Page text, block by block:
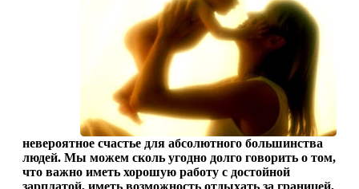
невероятное счастье для абсолютного большинства
людей. Мы можем сколь угодно долго говорить о том,
что важно иметь хорошую работу с достойной
зарплатой, иметь возможность отдыхать за границей,